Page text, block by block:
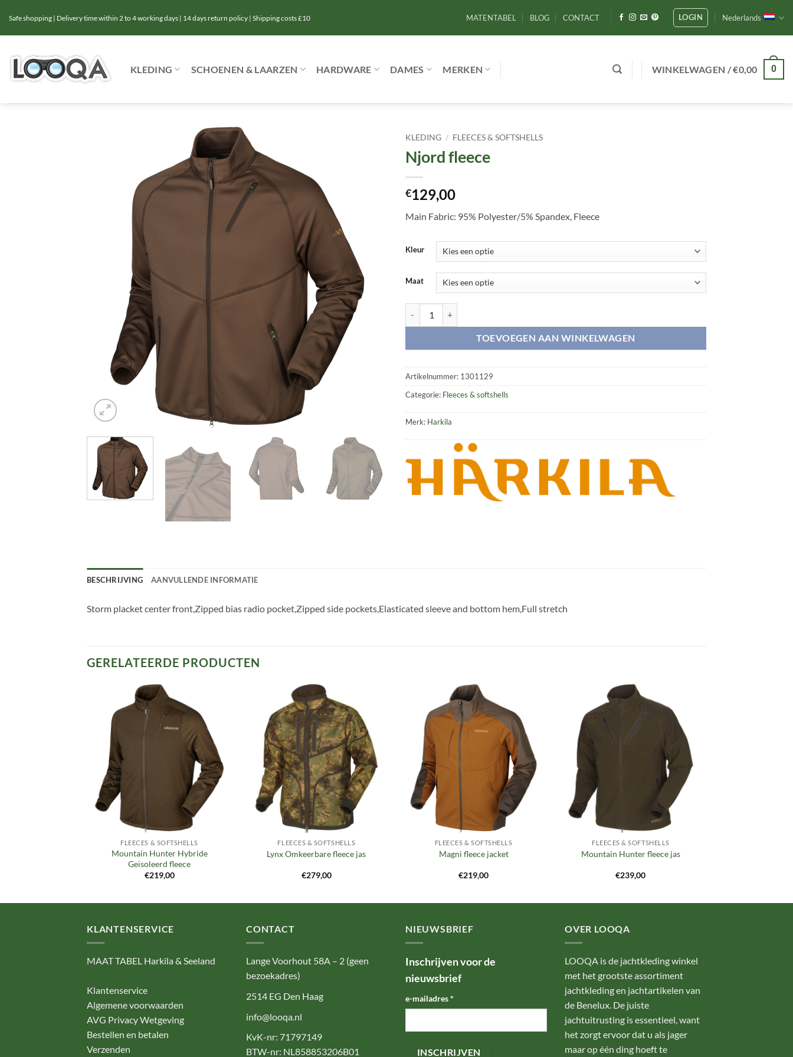
naar
inhoud
Safe shopping | Delivery time within 2 to 4 working days | 14 days return policy | Shipping costs £10 MATENTABEL BLOG CONTACT LOGIN Nederlands
KLEDING SCHOENEN & LAARZEN HARDWARE DAMES MERKEN WINKELWAGEN /€0,00 0
KLEDING / FLEECES & SOFTSHELLS
Njord fleece
€129,00
Main Fabric: 95% Polyester/5% Spandex, Fleece
Kleur
Maat
TOEVOEGEN AAN WINKELWAGEN
Artikelnummer: 1301129
Categorie: Fleeces & softshells
Merk: Harkila
BESCHRIJVING AANVULLENDE INFORMATIE
Storm placket center front,Zipped bias radio pocket,Zipped side pockets,Elasticated sleeve and bottom hem,Full stretch
GERELATEERDE PRODUCTEN
Toevoegen
aan
verlanglijst
FLEECES & SOFTSHELLS
Mountain Hunter Hybride
Geïsoleerd fleece
€219,00
Toevoegen
aan
verlanglijst
FLEECES & SOFTSHELLS
Lynx Omkeerbare fleece jas
€279,00
Toevoegen
aan
verlanglijst
FLEECES & SOFTSHELLS
Magni fleece jacket
€219,00
Toevoegen
aan
verlanglijst
FLEECES & SOFTSHELLS
Mountain Hunter fleece jas
€239,00
KLANTENSERVICE
MAAT TABEL Harkila & Seeland
Klantenservice
Algemene voorwaarden
AVG Privacy Wetgeving
Bestellen en betalen
Verzenden
CONTACT
Lange Voorhout 58A – 2 (geen
bezoekadres)
2514 EG Den Haag
info@looqa.nl
KvK-nr: 71797149
BTW-nr: NL858853206B01
NIEUWSBRIEF
Inschrijven voor de
nieuwsbrief
e-mailadres*
OVER LOOQA
LOOQA is de jachtkleding winkel
met het grootste assortiment
jachtkleding en jachtartikelen van
de Benelux. De juiste
jachtuitrusting is essentieel, want
het zorgt ervoor dat u als jager
maar op één ding hoeft te